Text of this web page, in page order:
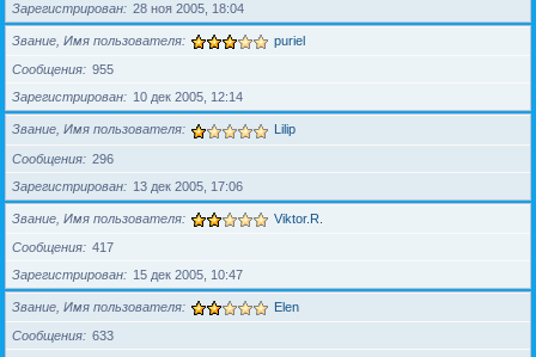
Зарегистрирован
28 ноя 2005, 18:04
Звание, Имя пользователя puriel
Сообщения
955
Зарегистрирован
10 дек 2005, 12:14
Звание, Имя пользователя Lilip
Сообщения
296
Зарегистрирован
13 дек 2005, 17:06
Звание, Имя пользователя Viktor.R.
Сообщения
417
Зарегистрирован
15 дек 2005, 10:47
Звание, Имя пользователя Elen
Сообщения
633